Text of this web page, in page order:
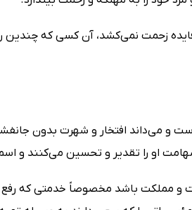
زحمت نمی‌کشد، آن کسی که چندین روز
است و می‌داند افتخار و شهرت بدون
او را تقدیر و تحسین می‌کنند و
و مملکت باشد مخصوصاً خدمتی که